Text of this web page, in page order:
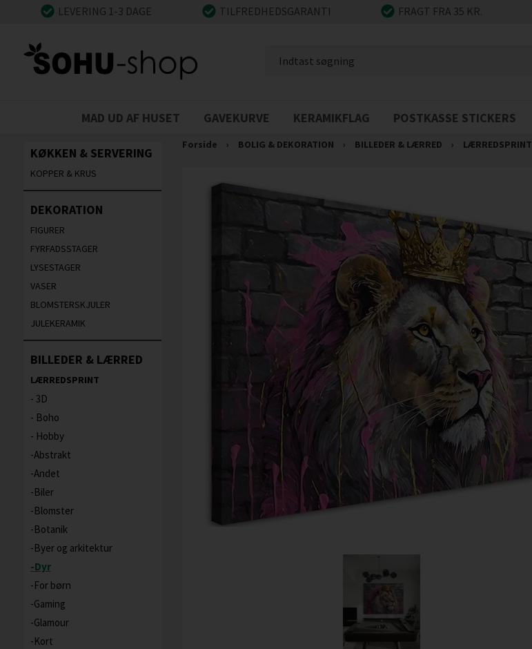
LEVERING 1-3 DAGE TILFREDHEDSGARANTI FRAGT FRA 35 KR.
MAD UD AF HUSET GAVEKURVE KERAMIKFLAG POSTKASSE STICKERS
KØKKEN & SERVERING
KOPPER & KRUS
DEKORATION
FIGURER
FYRFADSSTAGER
LYSESTAGER
VASER
BLOMSTERSKJULER
JULEKERAMIK
BILLEDER & LÆRRED
LÆRREDSPRINT
3D
Boho
Hobby
Abstrakt
Andet
Biler
Blomster
Botanik
Byer og arkitektur
Dyr
For børn
Gaming
Glamour
Kort
Forside › BOLIG & DEKORATION › BILLEDER & LÆRRED › LÆRREDSPRINT